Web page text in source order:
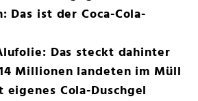
Das ist der Coca-Cola-
Das steckt dahinter
Millionen landeten im Müll
Cola-Duschgel